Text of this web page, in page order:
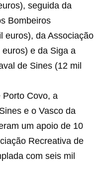
seguida da
Bombeiros
euros), da Associação
e da Siga a
de Sines (12 mil
Porto Covo, a
e o Vasco da
um apoio de 10
Recreativa de
com seis mil